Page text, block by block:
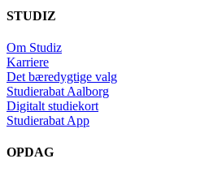
STUDIZ
Om Studiz
Karriere
Det bæredygtige valg
Studierabat Aalborg
Digitalt studiekort
Studierabat App
OPDAG